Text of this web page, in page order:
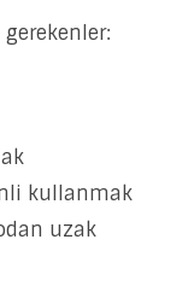
kullanmak
uzak